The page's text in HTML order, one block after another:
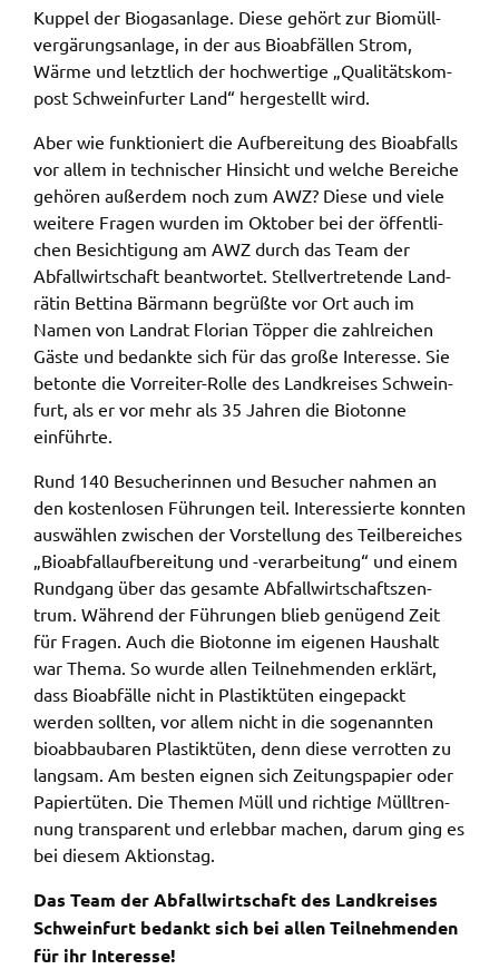
Kuppel der Biogas­an­la­ge. Diese gehört zur Biomüll­
ver­gä­rungs­an­la­ge, in der aus Bioab­fäl­len Strom,
Wärme und letzt­lich der hoch­wer­ti­ge „Quali­täts­kom­
post Schwein­fur­ter Land“ herge­stellt wird.
Aber wie funk­tio­niert die Aufbe­rei­tung des Bioab­falls
vor allem in tech­ni­scher Hinsicht und welche Berei­che
gehö­ren außer­dem noch zum AWZ? Diese und viele
weite­re Fragen wurden im Okto­ber bei der öffent­li­
chen Besich­ti­gung am AWZ durch das Team der
Abfall­wirt­schaft beant­wor­tet. Stell­ver­tre­ten­de Land­
rä­tin Betti­na Bärmann begrü­ß­te vor Ort auch im
Namen von Land­rat Flori­an Töpper die zahl­rei­chen
Gäste und bedank­te sich für das große Inter­es­se. Sie
beton­te die Vorrei­ter-Rolle des Land­krei­ses Schwein­
furt, als er vor mehr als 35 Jahren die Bioton­ne
einführ­te.
Rund 140 Besu­che­rin­nen und Besu­cher nahmen an
den kosten­lo­sen Führun­gen teil. Inter­es­sier­te konn­ten
auswäh­len zwischen der Vorstel­lung des Teil­be­rei­ches
„Bioab­fall­auf­be­rei­tung und -verar­bei­tung“ und einem
Rund­gang über das gesam­te Abfall­wirt­schafts­zen­
trum. Während der Führun­gen blieb genü­gend Zeit
für Fragen. Auch die Bioton­ne im eige­nen Haus­halt
war Thema. So wurde allen Teil­neh­men­den erklärt,
dass Bioab­fäl­le nicht in Plas­tik­tü­ten einge­packt
werden soll­ten, vor allem nicht in die soge­nann­ten
bioab­bau­ba­ren Plas­tik­tü­ten, denn diese verrot­ten zu
lang­sam. Am besten eignen sich Zeitungs­pa­pier oder
Papier­tü­ten. Die Themen Müll und rich­ti­ge Müll­tren­
nung trans­pa­rent und erleb­bar machen, darum ging es
bei diesem Akti­ons­tag.
Das Team der Abfall­wirt­schaft des Land­krei­ses
Schwein­furt bedankt sich bei allen Teil­neh­men­den
für ihr Inter­es­se!
Name:
accessibility
Anbieter:
Landratsamt Schweinfurt
Zweck:
Kontrast und Schriftgröße
Cookie Laufzeit:
Session
EXTERNE MEDIEN
Wir weisen darauf hin, dass die Verarbeitung Ihrer
Daten bei Aktivierung dieser Auswahlaußerhalb
des Verantwortungsbereichs des Landratsamtes
Datenschutzbestimmungen des Anbieters YouTube
gelten. Auf unserem Onlineangebot sind
Funktionen von YouTube zur Anzeige und
Wiedergabe von Videos eingebunden. Diese
Funktionen werden angeboten durch YouTube, LLC
901 Cherry Ave. San Bruno, CA 94066 USA,
unterliegen also nicht dem Schutzbereich der
Datenschutzgrundverordnung (DSGVO).
Hierbei wird der erweiterte Datenschutzmodus
verwendet, der nach Anbieterangaben eine
Speicherung von Nutzerinformationen erst bei
Wiedergabe des/der Videos in Gang setzt. Wird die
Wiedergabe eingebetteter YouTube-Videos
gestartet, setzt YouTube Cookies ein, um
sammeln. Anders als bei Geltung der DSGVO
werden Sie insofern nicht erst um Einwilligung
gebeten. Zudem ist nach dem sog. CLOUD-Act der